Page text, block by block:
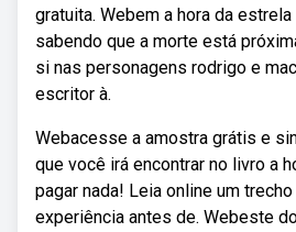
gratuita. Webem a hora da
sabendo que a morte está
si nas personagens rodrigo e
escritor à.
Webacesse a amostra grátis e
que você irá encontrar no livro a
pagar nada! Leia online um
experiência antes de. Webeste